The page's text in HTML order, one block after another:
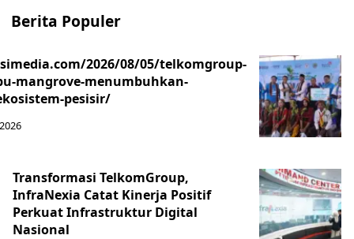
Berita Populer
2026/08/05/telkomgroup-
mangrove-menumbuhkan-
pesisir/
Transformasi TelkomGroup,
InfraNexia Catat Kinerja Positif
Perkuat Infrastruktur Digital
Nasional